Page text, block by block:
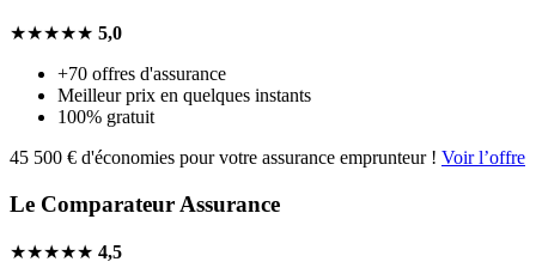
★★★★★ 5,0
+70 offres d'assurance
Meilleur prix en quelques instants
100% gratuit
45 500 € d'économies pour votre assurance emprunteur ! Voir l’offre
Le Comparateur Assurance
★★★★★ 4,5